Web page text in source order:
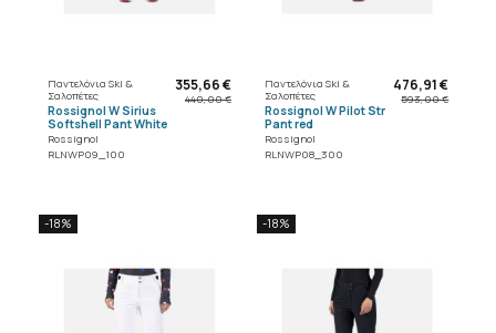
Παντελόνια Ski &
Σαλοπέτες
Rossignol W Sirius
Softshell Pant White
Rossignol
RLNWP09_100
355,66 €
440,00 €
Παντελόνια Ski &
Σαλοπέτες
Rossignol W Pilot Str
Pant red
Rossignol
RLNWP08_300
476,91 €
593,00 €
-18% -18%